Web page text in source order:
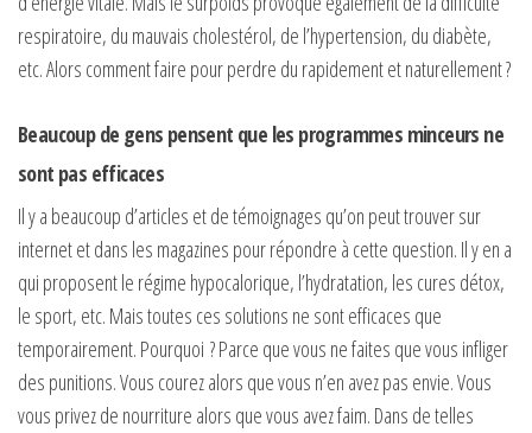
respiratoire, du mauvais cholestérol, de l’hypertension, du diabète,
etc. Alors comment faire pour perdre du rapidement et naturellement ?
Beaucoup de gens pensent que les programmes minceurs ne
sont pas efficaces
Il y a beaucoup d’articles et de témoignages qu’on peut trouver sur
internet et dans les magazines pour répondre à cette question. Il y en a
qui proposent le régime hypocalorique, l’hydratation, les cures détox,
le sport, etc. Mais toutes ces solutions ne sont efficaces que
temporairement. Pourquoi ? Parce que vous ne faites que vous infliger
des punitions. Vous courez alors que vous n’en avez pas envie. Vous
vous privez de nourriture alors que vous avez faim. Dans de telles